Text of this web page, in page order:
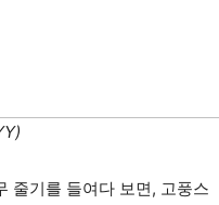
줄기를 들여다 보면, 고풍스